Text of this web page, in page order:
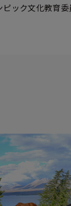
ック文化教育委